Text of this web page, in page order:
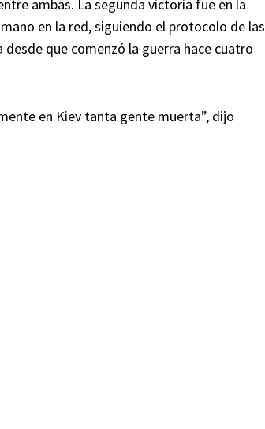
ambas. La segunda victoria fue en la
en la red, siguiendo el protocolo de las
desde que comenzó la guerra hace cuatro
en Kiev tanta gente muerta”, dijo